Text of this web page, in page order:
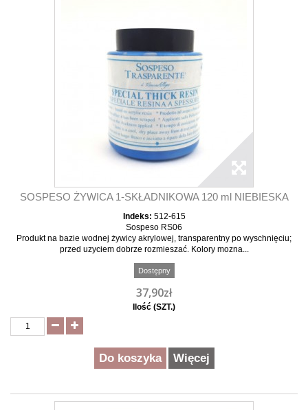
SOSPESO ŻYWICA 1-SKŁADNIKOWA 120 ml NIEBIESKA
Indeks: 512-615
Sospeso RS06
Produkt na bazie wodnej żywicy akrylowej, transparentny po wyschnięciu;
przed uzyciem dobrze rozmieszać. Kolory mozna...
Dostępny
37,90zł
Ilość (SZT.)
Do koszyka Więcej